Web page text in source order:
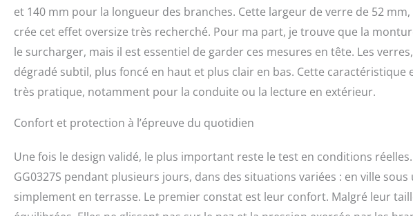
et 140 mm pour la longueur des branches. Cette largeur de verre de 52
crée cet effet oversize très recherché. Pour ma part, je trouve que la
le surcharger, mais il est essentiel de garder ces mesures en tête. Les
dégradé subtil, plus foncé en haut et plus clair en bas. Cette
très pratique, notamment pour la conduite ou la lecture en extérieur.
Confort et protection à l’épreuve du quotidien
Une fois le design validé, le plus important reste le test en conditions
GG0327S pendant plusieurs jours, dans des situations variées : en ville
simplement en terrasse. Le premier constat est leur confort. Malgré leur